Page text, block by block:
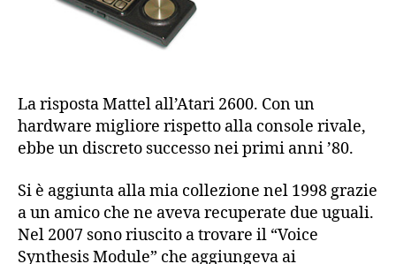
La risposta Mattel all’Atari 2600. Con un
hardware migliore rispetto alla console rivale,
ebbe un discreto successo nei primi anni ’80.
Si è aggiunta alla mia collezione nel 1998 grazie
a un amico che ne aveva recuperate due uguali.
Nel 2007 sono riuscito a trovare il “Voice
Synthesis Module” che aggiungeva ai